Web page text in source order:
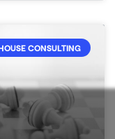
CONSULTING